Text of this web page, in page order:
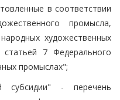
в соответствии
промысла,
художественных
7 Федерального
промыслах";
субсидии" - перечень